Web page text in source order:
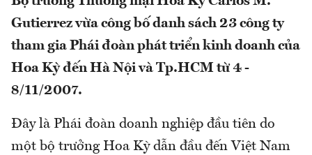
Gutierrez vừa công bố danh sách 23 công ty
tham gia Phái đoàn phát triển kinh doanh của
Hoa Kỳ đến Hà Nội và Tp.HCM từ 4 -
8/11/2007.
Đây là Phái đoàn doanh nghiệp đầu tiên do
một bộ trưởng Hoa Kỳ dẫn đầu đến Việt Nam